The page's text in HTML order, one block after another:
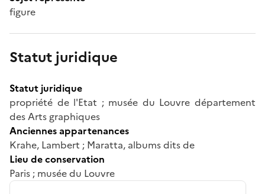
figure
Statut juridique
Statut juridique
propriété de l'Etat ; musée du Louvre département
des Arts graphiques
Anciennes appartenances
Krahe, Lambert ; Maratta, albums dits de
Lieu de conservation
Paris ; musée du Louvre